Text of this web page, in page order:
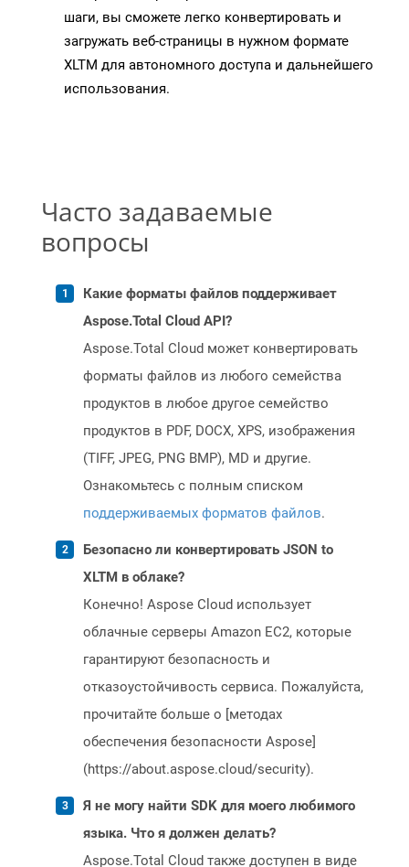
шаги, вы сможете легко конвертировать и
загружать веб-страницы в нужном формате
XLTM для автономного доступа и дальнейшего
использования.
Часто задаваемые
вопросы
Какие форматы файлов поддерживает
Aspose.Total Cloud API?
Aspose.Total Cloud может конвертировать
форматы файлов из любого семейства
продуктов в любое другое семейство
продуктов в PDF, DOCX, XPS, изображения
(TIFF, JPEG, PNG BMP), MD и другие.
Ознакомьтесь с полным списком
поддерживаемых форматов файлов.
Безопасно ли конвертировать JSON to
XLTM в облаке?
Конечно! Aspose Cloud использует
облачные серверы Amazon EC2, которые
гарантируют безопасность и
отказоустойчивость сервиса. Пожалуйста,
прочитайте больше о [методах
обеспечения безопасности Aspose]
(https://about.aspose.cloud/security).
Я не могу найти SDK для моего любимого
языка. Что я должен делать?
Aspose.Total Cloud также доступен в виде